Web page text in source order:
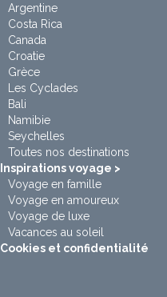
Argentine
Costa Rica
Canada
Croatie
Grèce
Les Cyclades
Bali
Namibie
Seychelles
Toutes nos destinations
Inspirations voyage >
Voyage en famille
Voyage en amoureux
Voyage de luxe
Vacances au soleil
Cookies et confidentialité